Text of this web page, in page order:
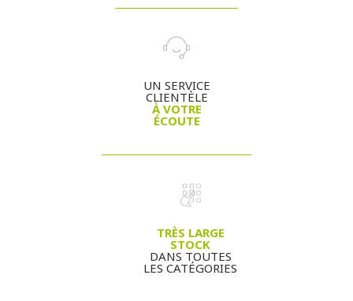
UN SERVICE
CLIENTÈLE
À VOTRE
ÉCOUTE
TRÈS LARGE
STOCK
DANS TOUTES
LES CATÉGORIES